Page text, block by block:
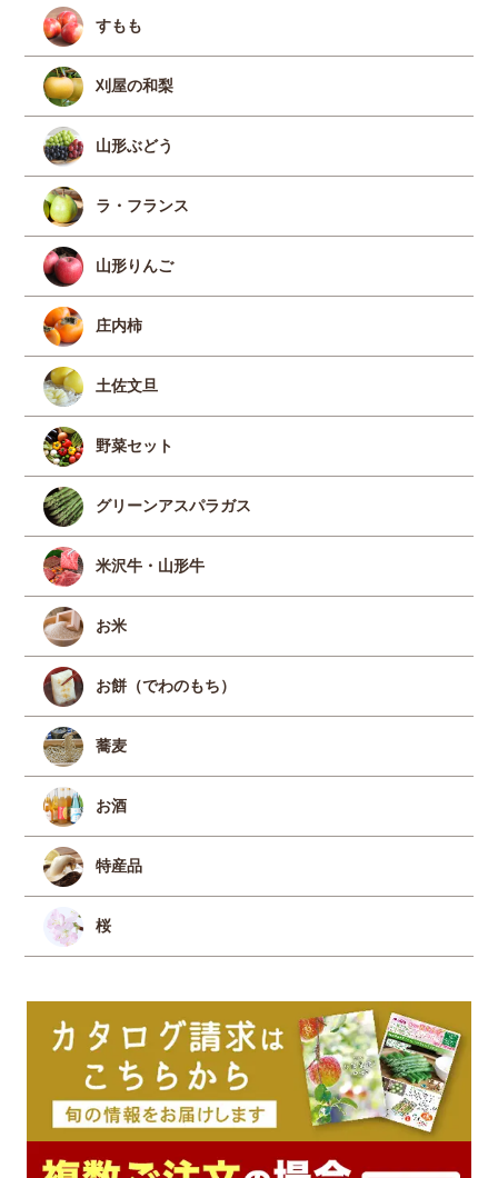
すもも
刈屋の和梨
山形ぶどう
ラ・フランス
山形りんご
庄内柿
土佐文旦
野菜セット
グリーンアスパラガス
米沢牛・山形牛
お米
お餅（でわのもち）
蕎麦
お酒
特産品
桜